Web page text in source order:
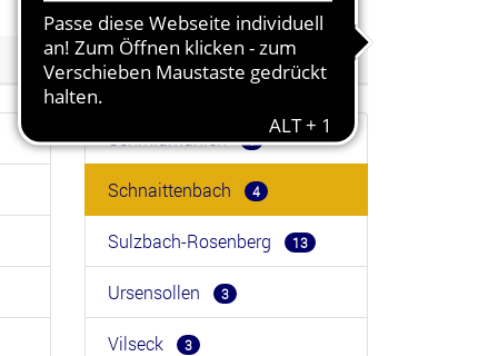
Schmidmühlen 1
Schnaittenbach 4
Sulzbach-Rosenberg 13
Ursensollen 3
Vilseck 3